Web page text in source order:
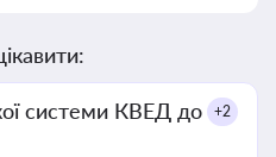
системи КВЕД до
+2